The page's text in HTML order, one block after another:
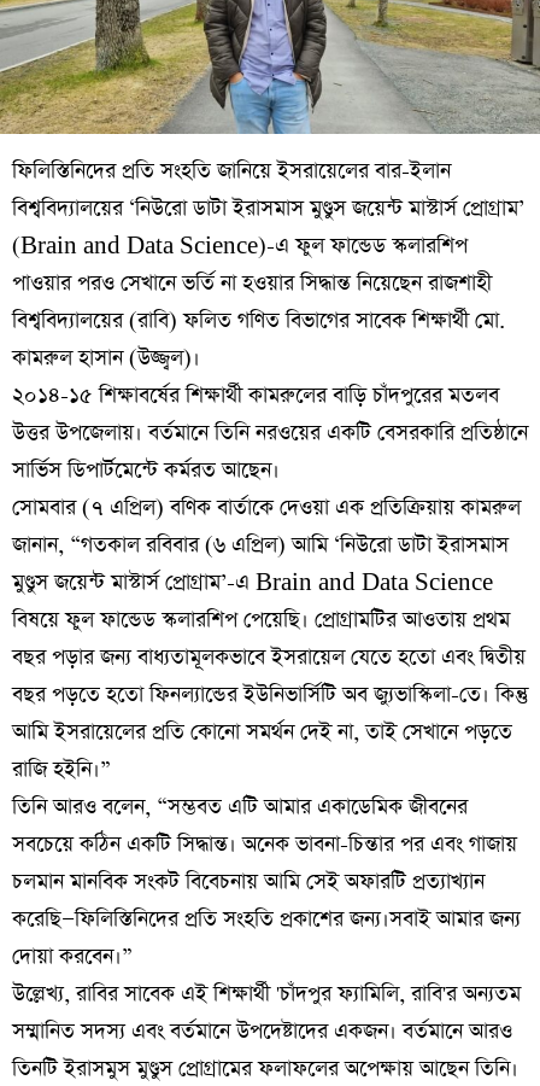
ফিলিস্তিনিদের প্রতি সংহতি জানিয়ে ইসরায়েলের বার-ইলান
বিশ্ববিদ্যালয়ের ‘নিউরো ডাটা ইরাসমাস মুণ্ডুস জয়েন্ট মাস্টার্স প্রোগ্রাম’
(Brain and Data Science)-এ ফুল ফান্ডেড স্কলারশিপ
পাওয়ার পরও সেখানে ভর্তি না হওয়ার সিদ্ধান্ত নিয়েছেন রাজশাহী
বিশ্ববিদ্যালয়ের (রাবি) ফলিত গণিত বিভাগের সাবেক শিক্ষার্থী মো.
কামরুল হাসান (উজ্জ্বল)।
২০১৪-১৫ শিক্ষাবর্ষের শিক্ষার্থী কামরুলের বাড়ি চাঁদপুরের মতলব
উত্তর উপজেলায়। বর্তমানে তিনি নরওয়ের একটি বেসরকারি প্রতিষ্ঠানে
সার্ভিস ডিপার্টমেন্টে কর্মরত আছেন।
সোমবার (৭ এপ্রিল) বণিক বার্তাকে দেওয়া এক প্রতিক্রিয়ায় কামরুল
জানান, “গতকাল রবিবার (৬ এপ্রিল) আমি ‘নিউরো ডাটা ইরাসমাস
মুণ্ডুস জয়েন্ট মাস্টার্স প্রোগ্রাম’-এ Brain and Data Science
বিষয়ে ফুল ফান্ডেড স্কলারশিপ পেয়েছি। প্রোগ্রামটির আওতায় প্রথম
বছর পড়ার জন্য বাধ্যতামূলকভাবে ইসরায়েল যেতে হতো এবং দ্বিতীয়
বছর পড়তে হতো ফিনল্যান্ডের ইউনিভার্সিটি অব জ্যুভাস্কিলা-তে। কিন্তু
আমি ইসরায়েলের প্রতি কোনো সমর্থন দেই না, তাই সেখানে পড়তে
রাজি হইনি।”
তিনি আরও বলেন, “সম্ভবত এটি আমার একাডেমিক জীবনের
সবচেয়ে কঠিন একটি সিদ্ধান্ত। অনেক ভাবনা-চিন্তার পর এবং গাজায়
চলমান মানবিক সংকট বিবেচনায় আমি সেই অফারটি প্রত্যাখ্যান
করেছি—ফিলিস্তিনিদের প্রতি সংহতি প্রকাশের জন্য।সবাই আমার জন্য
দোয়া করবেন।”
উল্লেখ্য, রাবির সাবেক এই শিক্ষার্থী 'চাঁদপুর ফ্যামিলি, রাবি'র অন্যতম
সম্মানিত সদস্য এবং বর্তমানে উপদেষ্টাদের একজন। বর্তমানে আরও
তিনটি ইরাসমুস মুণ্ডুস প্রোগ্রামের ফলাফলের অপেক্ষায় আছেন তিনি।